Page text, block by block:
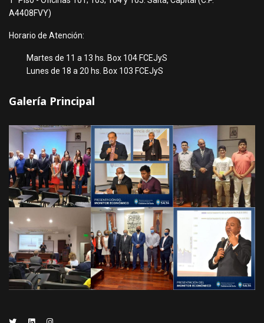
A4408FVY)
Horario de Atención:
Martes de 11 a 13 hs. Box 104 FCEJyS
Lunes de 18 a 20 hs. Box 103 FCEJyS
Galería Principal